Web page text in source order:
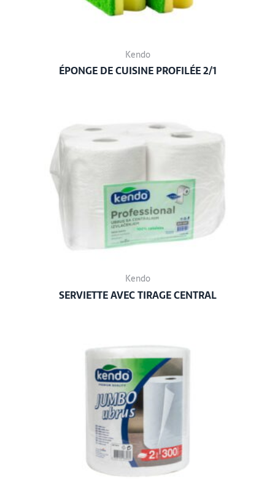
Kendo
ÉPONGE DE CUISINE PROFILÉE 2/1
Kendo
SERVIETTE AVEC TIRAGE CENTRAL